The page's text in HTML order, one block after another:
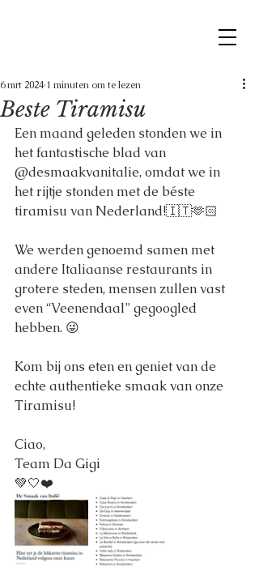
Beste Tiramisu
6 mrt 2024 1 minuten om te lezen
Een maand geleden stonden we in
het fantastische blad van
@desmaakvanitalie, omdat we in
het rijtje stonden met de béste
tiramisu van Nederland!🇮🇹🫶🏻
We werden genoemd samen met
andere Italiaanse restaurants in
grotere steden, mensen zullen vast
even “Veenendaal” gegoogled
hebben. 😜
Kom bij ons eten en geniet van de
echte authentieke smaak van onze
Tiramisu!
Ciao,
Team Da Gigi
💚🤍❤️